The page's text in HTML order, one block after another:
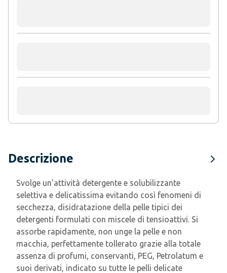
Descrizione
Svolge un'attività detergente e solubilizzante
selettiva e delicatissima evitando così fenomeni di
secchezza, disidratazione della pelle tipici dei
detergenti formulati con miscele di tensioattivi. Si
assorbe rapidamente, non unge la pelle e non
macchia, perfettamente tollerato grazie alla totale
assenza di profumi, conservanti, PEG, Petrolatum e
suoi derivati, indicato su tutte le pelli delicate